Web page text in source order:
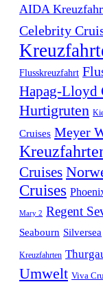
AIDA
Celebrity
Flusskreuzfahrt
Hapag-Lloyd
Hurtigruten
Cruises Meyer
Cruises
Cruises
Mary 2 Regent
Seabourn Silversea
Kreuzfahrten
Umwelt Viva